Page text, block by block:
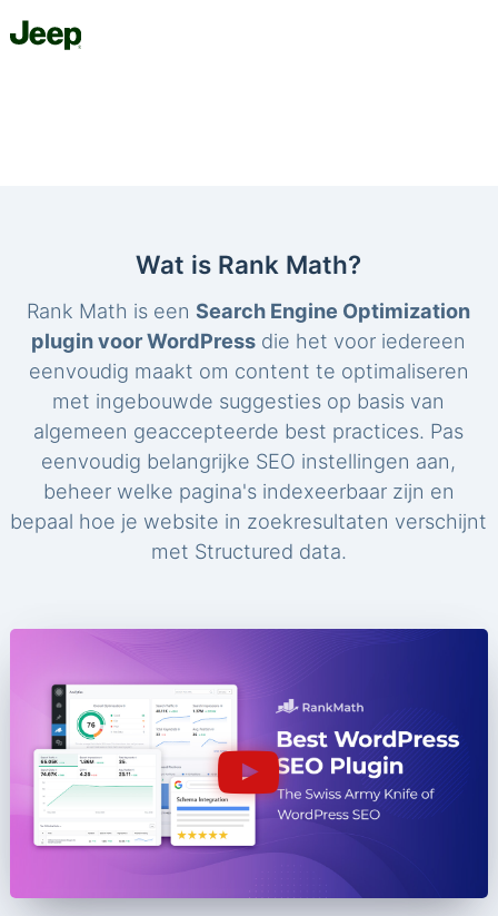
Wat is Rank Math?
Rank Math is eenSearch Engine Optimization
plugin voor WordPress die het voor iedereen
eenvoudig maakt om content te optimaliseren
met ingebouwde suggesties op basis van
algemeen geaccepteerde best practices. Pas
eenvoudig belangrijke SEO instellingen aan,
beheer welke pagina's indexeerbaar zijn en
bepaal hoe je website in zoekresultaten verschijnt
met Structured data.